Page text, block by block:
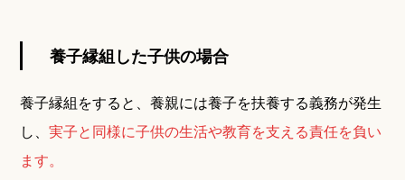
養子縁組した子供の場合
養子縁組をすると、養親には養子を扶養する義務が発生
し、実子と同様に子供の生活や教育を支える責任を負い
ます。